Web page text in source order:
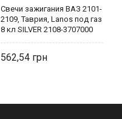
Свечи зажигания ВАЗ 2101-
2109, Таврия, Lanos под газ
8 кл SILVER 2108-3707000
562,54